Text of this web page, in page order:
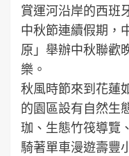
賞運河沿岸的西班
中秋節連續假期，
原」舉辦中秋聯歡
樂。
秋風時節來到花蓮
的園區設有自然生
珈、生態竹筏導覽
騎著單車漫遊壽豐